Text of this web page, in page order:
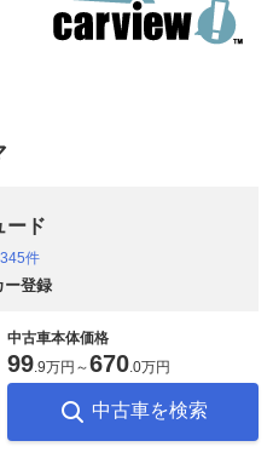
ード
345件
ー登録
中古車本体価格
99 9万円 ～670 0万円
中古車を検索